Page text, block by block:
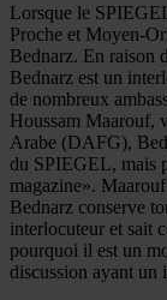
Lorsque le
Proche et Moyen-
Bednarz. En raison
Bednarz est un
de nombreux
Houssam Maarouf,
Arabe (DAFG),
du SPIEGEL, mais
magazine».
Bednarz conserve
interlocuteur et sait
pourquoi il est un
discussion ayant un